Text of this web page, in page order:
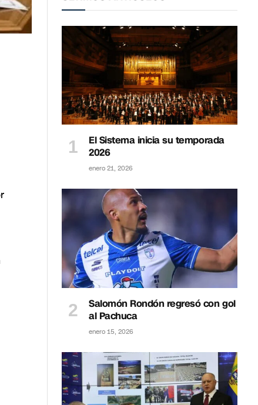
El Sistema inicia su temporada
2026
enero 21, 2026
Salomón Rondón regresó con gol
al Pachuca
enero 15, 2026